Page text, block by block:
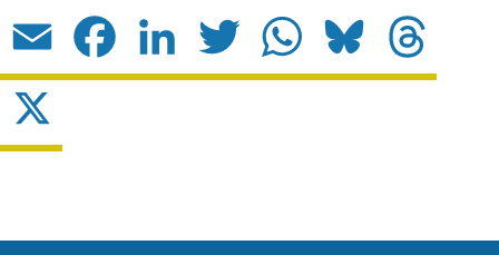
Email Facebook LinkedIn Twitter WhatsApp Bluesky